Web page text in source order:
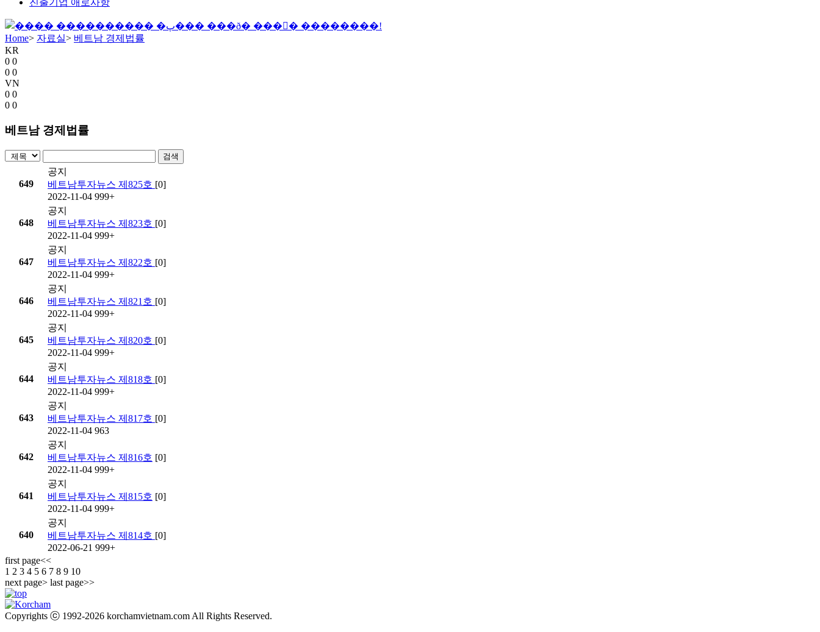
진출기업 애로사항
Home> 자료실> 베트남 경제법률
KR
0 0
0 0
VN
0 0
0 0
베트남 경제법률
검색
649
공지
베트남투자뉴스 제825호 [0]
2022-11-04 999+
648
공지
베트남투자뉴스 제823호 [0]
2022-11-04 999+
647
공지
베트남투자뉴스 제822호 [0]
2022-11-04 999+
646
공지
베트남투자뉴스 제821호 [0]
2022-11-04 999+
645
공지
베트남투자뉴스 제820호 [0]
2022-11-04 999+
644
공지
베트남투자뉴스 제818호 [0]
2022-11-04 999+
643
공지
베트남투자뉴스 제817호 [0]
2022-11-04 963
642
공지
베트남투자뉴스 제816호 [0]
2022-11-04 999+
641
공지
베트남투자뉴스 제815호 [0]
2022-11-04 999+
640
공지
베트남투자뉴스 제814호 [0]
2022-06-21 999+
first page<<
1 2 3 4 5 6 7 8 9 10
next page> last page>>
Copyrights ⓒ 1992-2026 korchamvietnam.com All Rights Reserved.